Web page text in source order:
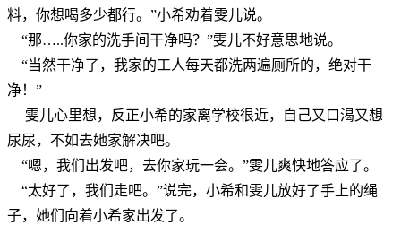
料，你想喝多少都行。”小希劝着雯儿说。
“那…..你家的洗手间干净吗？”雯儿不好意思地说。
“当然干净了，我家的工人每天都洗两遍厕所的，绝对干
净！”
雯儿心里想，反正小希的家离学校很近，自己又口渴又想
尿尿，不如去她家解决吧。
“嗯，我们出发吧，去你家玩一会。”雯儿爽快地答应了。
“太好了，我们走吧。”说完，小希和雯儿放好了手上的绳
子，她们向着小希家出发了。